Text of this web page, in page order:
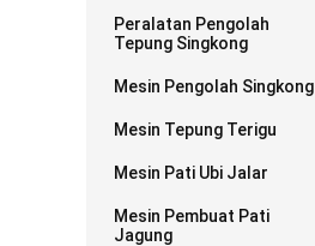
Peralatan Pengolah
Tepung Singkong
Mesin Pengolah Singkong
Mesin Tepung Terigu
Mesin Pati Ubi Jalar
Mesin Pembuat Pati
Jagung